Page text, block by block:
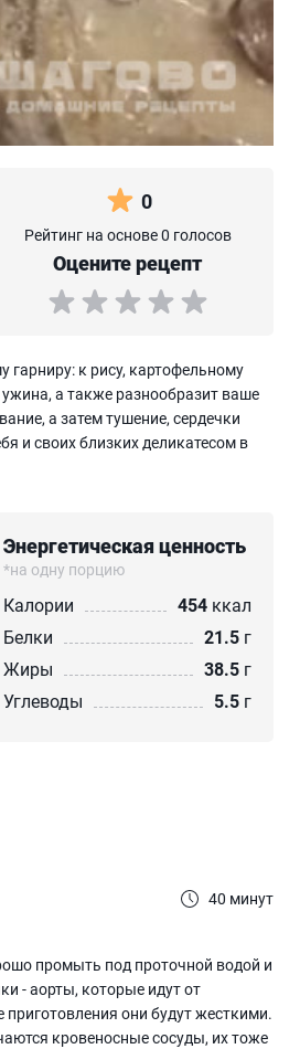
0
Рейтинг на основе 0 голосов
Оцените рецепт
гарниру: к рису, картофельному
а также разнообразит ваше
а затем тушение, сердечки
и своих близких деликатесом в
Энергетическая ценность
*на одну порцию
Калории 454 ккал
Белки
21.5 г
Жиры
38.5 г
Углеводы
5.5 г
40 минут
промыть под проточной водой и
- аорты, которые идут от
приготовления они будут жесткими.
кровеносные сосуды, их тоже